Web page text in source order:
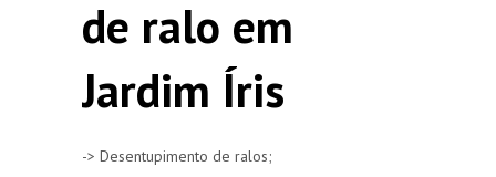
de ralo em
Jardim Íris
-> Desentupimento de ralos;